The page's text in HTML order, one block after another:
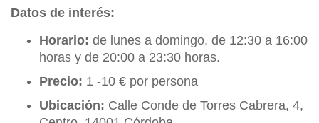
Datos de interés:
Horario: de lunes a domingo, de 12:30 a 16:00
horas y de 20:00 a 23:30 horas.
Precio: 1 -10 € por persona
Ubicación: Calle Conde de Torres Cabrera, 4,